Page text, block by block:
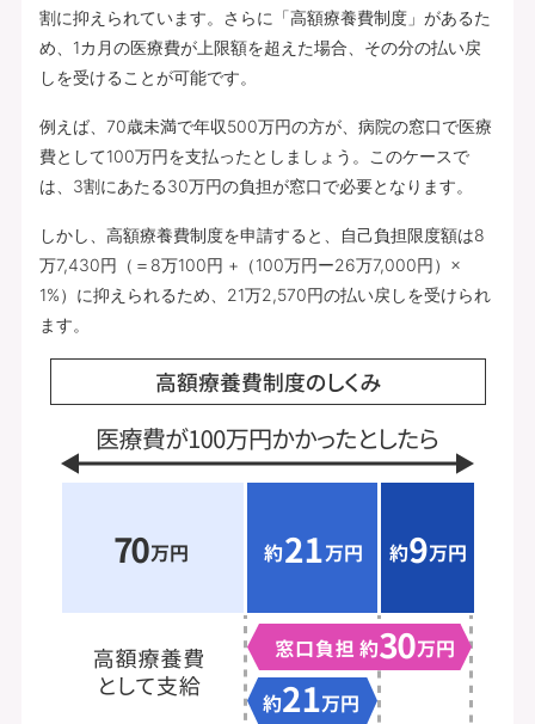
割に抑えられています。さらに「高額療養費制度」があるた
め、1カ月の医療費が上限額を超えた場合、その分の払い戻
しを受けることが可能です。
例えば、70歳未満で年収500万円の方が、病院の窓口で医療
費として100万円を支払ったとしましょう。このケースで
は、3割にあたる30万円の負担が窓口で必要となります。
しかし、高額療養費制度を申請すると、自己負担限度額は8
万7,430円（＝8万100円 +（100万円ー26万7,000円）×
1%）に抑えられるため、21万2,570円の払い戻しを受けられ
ます。